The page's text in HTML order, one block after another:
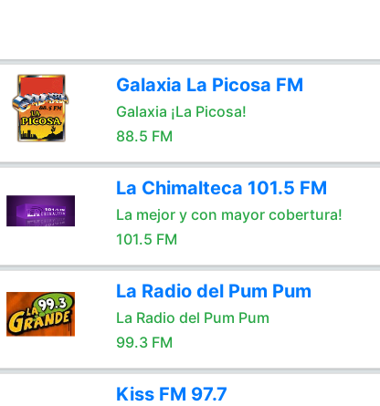
Galaxia La Picosa FM
Galaxia ¡La Picosa!
88.5 FM
La Chimalteca 101.5 FM
La mejor y con mayor cobertura!
101.5 FM
La Radio del Pum Pum
La Radio del Pum Pum
99.3 FM
Kiss FM 97.7